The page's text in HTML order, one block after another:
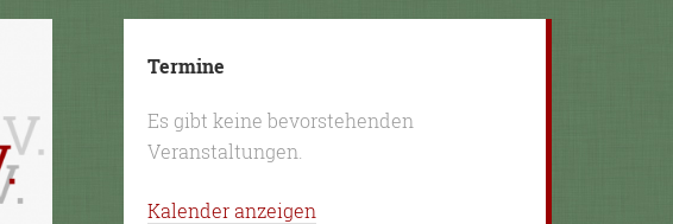
Termine
Es gibt keine bevorstehenden
Veranstaltungen.
Kalender anzeigen